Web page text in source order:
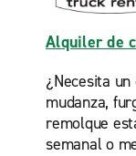
Alquiler de
¿Necesita
mudanza,
remolque
semanal o